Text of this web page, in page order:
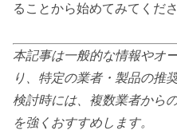
ることから始めてみてくださ
本記事は一般的な情報やオ
り、特定の業者・製品の推
検討時には、複数業者から
を強くおすすめします。